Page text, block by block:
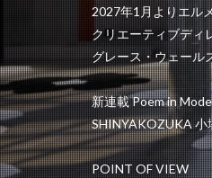
2027年1月よりエル
クリエーティブディ
グレース・ウェール
新連載 Poem in Mode
SHINYAKOZUKA 小
POINT OF VIEW